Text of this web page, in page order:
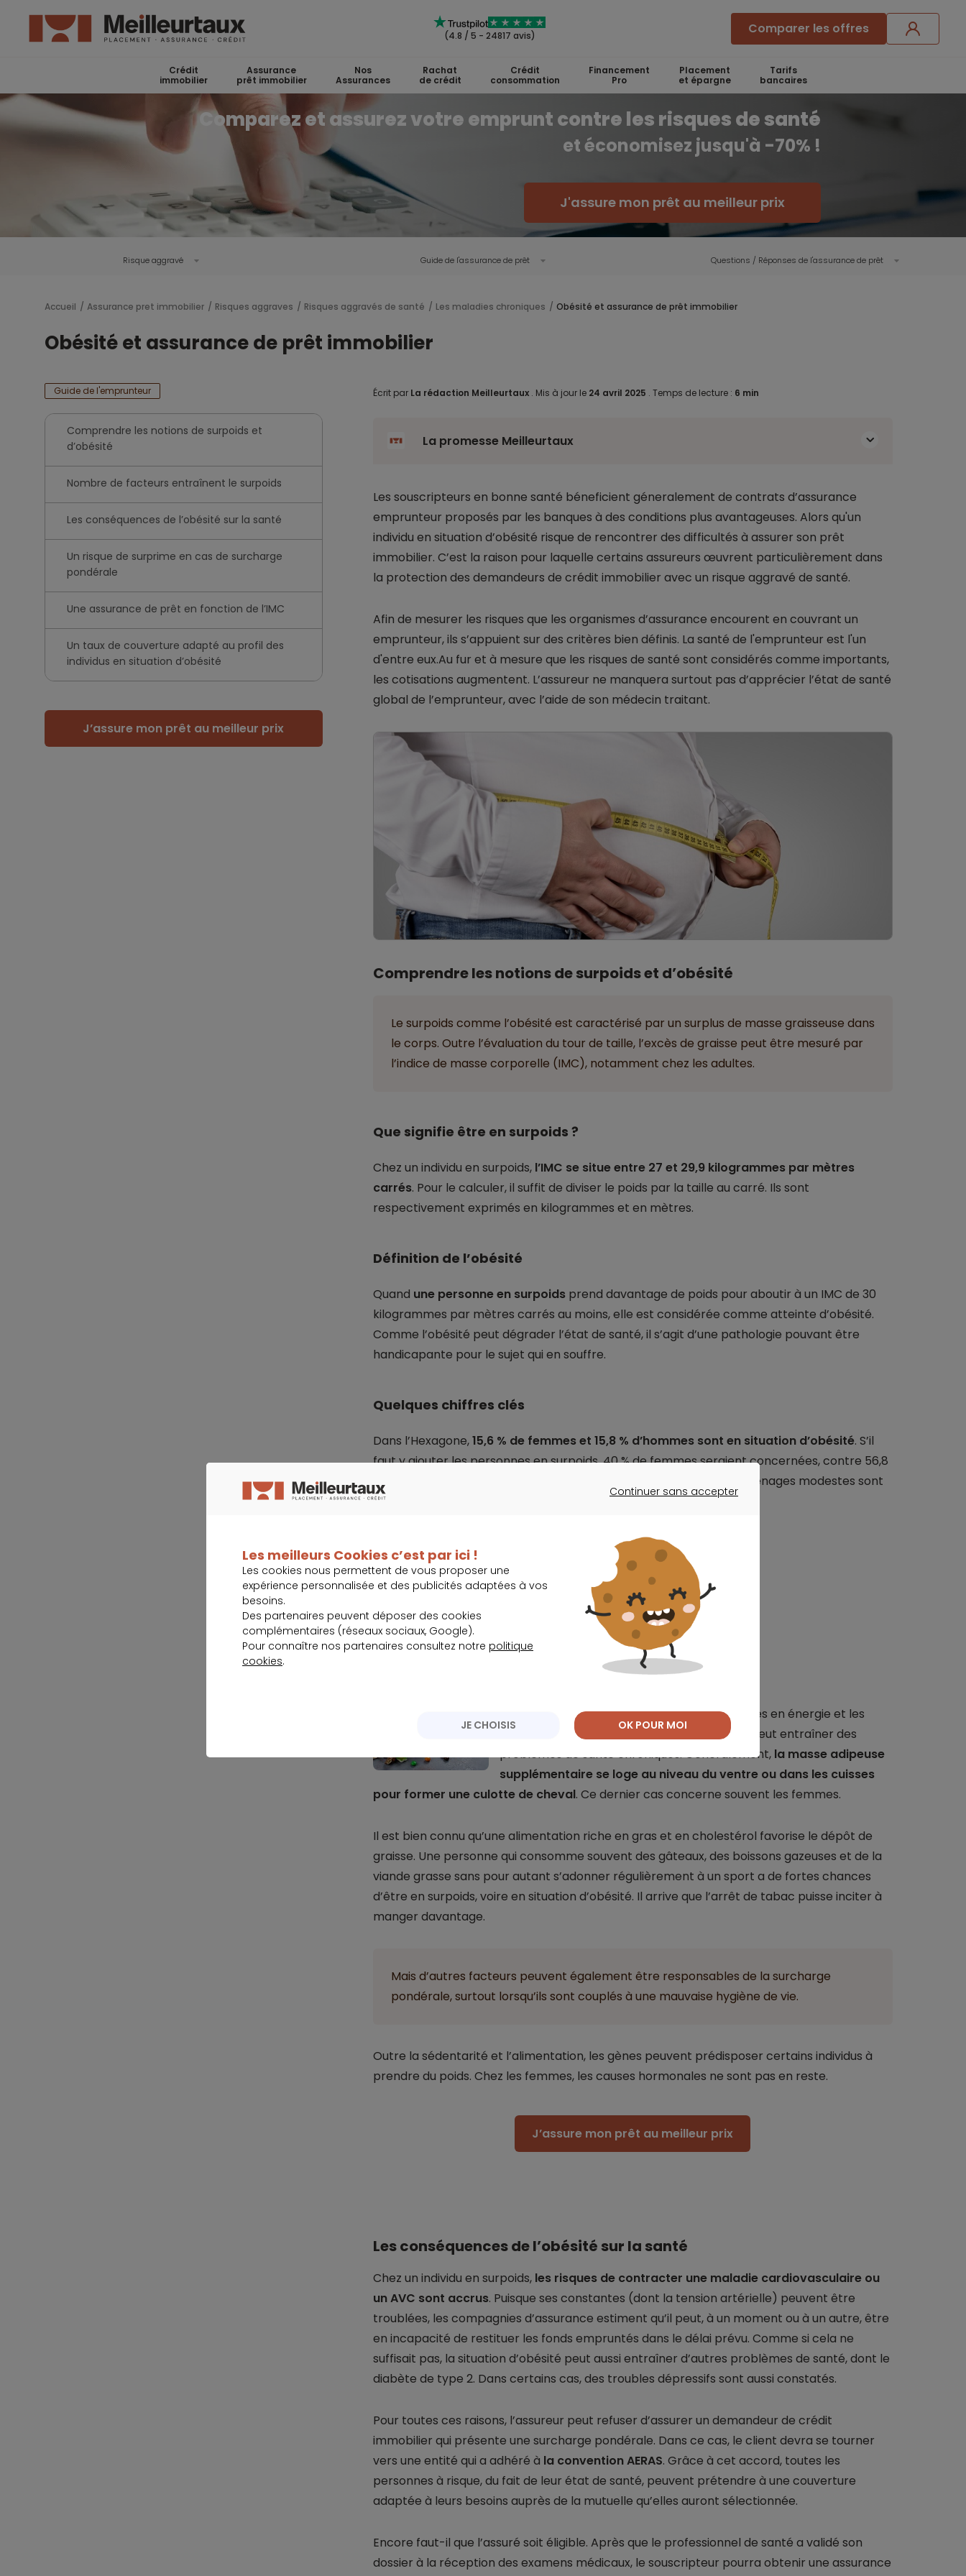
(4.8 / 5 - 24817 avis) Comparer les offres
Crédit
immobilier
Assurance
prêt immobilier
Nos
Assurances
Rachat
de crédit
Crédit
consommation
Financement
Pro
Placement
et épargne
Tarifs
bancaires
Comparez et assurez votre emprunt contre les risques de santé
et économisez jusqu'à -70% !
J'assure mon prêt au meilleur prix
Risque aggravé Guide de l'assurance de prêt Questions / Réponses de l'assurance de prêt
Accueil Assurance pret immobilier Risques aggraves Risques aggravés de santé Les maladies chroniques Obésité et assurance de prêt immobilier
Obésité et assurance de prêt immobilier
Guide de l'emprunteur
Comprendre les notions de surpoids et
d’obésité
Nombre de facteurs entraînent le surpoids
Les conséquences de l’obésité sur la santé
Un risque de surprime en cas de surcharge
pondérale
Une assurance de prêt en fonction de l’IMC
Un taux de couverture adapté au profil des
individus en situation d’obésité
J’assure mon prêt au meilleur prix
Écrit par La rédaction Meilleurtaux . Mis à jour le 24 avril 2025 . Temps de lecture : 6 min
La promesse Meilleurtaux
Les souscripteurs en bonne santé béneficient géneralement de contrats d’assurance
emprunteur proposés par les banques à des conditions plus avantageuses. Alors qu'un
individu en situation d’obésité risque de rencontrer des difficultés à assurer son prêt
immobilier. C’est la raison pour laquelle certains assureurs œuvrent particulièrement dans
la protection des demandeurs de crédit immobilier avec un risque aggravé de santé.
Afin de mesurer les risques que les organismes d’assurance encourent en couvrant un
emprunteur, ils s’appuient sur des critères bien définis. La santé de l'emprunteur est l'un
d'entre eux.Au fur et à mesure que les risques de santé sont considérés comme importants,
les cotisations augmentent. L’assureur ne manquera surtout pas d’apprécier l’état de santé
global de l’emprunteur, avec l’aide de son médecin traitant.
Comprendre les notions de surpoids et d’obésité
Le surpoids comme l’obésité est caractérisé par un surplus de masse graisseuse dans
le corps. Outre l’évaluation du tour de taille, l’excès de graisse peut être mesuré par
l’indice de masse corporelle (IMC), notamment chez les adultes.
Que signifie être en surpoids ?
Chez un individu en surpoids, l’IMC se situe entre 27 et 29,9 kilogrammes par mètres
carrés. Pour le calculer, il suffit de diviser le poids par la taille au carré. Ils sont
respectivement exprimés en kilogrammes et en mètres.
Définition de l’obésité
Quand une personne en surpoidsprend davantage de poids pour aboutir à un IMC de 30
kilogrammes par mètres carrés au moins, elle est considérée comme atteinte d’obésité.
Comme l’obésité peut dégrader l’état de santé, il s’agit d’une pathologie pouvant être
handicapante pour le sujet qui en souffre.
Quelques chiffres clés
Dans l’Hexagone,15,6 % de femmes et 15,8 % d’hommes sont en situation d’obésité. S’il
faut y ajouter les personnes en surpoids, 40 % de femmes seraient concernées, contre 56,8
% d'hommes, ce qui inclut la moitié de la population française. Les ménages modestes sont
les plus exposés.
J’assure mon prêt au meilleur prix
Nombre de facteurs entraînent le surpoids
Découlant d’un déséquilibre entre les dépenses en énergie et les
apports engrangés, la surcharge pondérale peut entraîner des
problèmes de santé chroniques. Généralement, la masse adipeuse
supplémentaire se loge au niveau du ventre ou dans les cuisses
pour former une culotte de cheval. Ce dernier cas concerne souvent les femmes.
Il est bien connu qu’une alimentation riche en gras et en cholestérol favorise le dépôt de
graisse. Une personne qui consomme souvent des gâteaux, des boissons gazeuses et de la
viande grasse sans pour autant s’adonner régulièrement à un sport a de fortes chances
d’être en surpoids, voire en situation d’obésité. Il arrive que l’arrêt de tabac puisse inciter à
manger davantage.
Mais d’autres facteurs peuvent également être responsables de la surcharge
pondérale, surtout lorsqu’ils sont couplés à une mauvaise hygiène de vie.
Outre la sédentarité et l’alimentation, les gènes peuvent prédisposer certains individus à
prendre du poids. Chez les femmes, les causes hormonales ne sont pas en reste.
J’assure mon prêt au meilleur prix
Les conséquences de l’obésité sur la santé
Chez un individu en surpoids, les risques de contracter une maladie cardiovasculaire ou
un AVC sont accrus. Puisque ses constantes (dont la tension artérielle) peuvent être
troublées, les compagnies d’assurance estiment qu’il peut, à un moment ou à un autre, être
en incapacité de restituer les fonds empruntés dans le délai prévu. Comme si cela ne
suffisait pas, la situation d’obésité peut aussi entraîner d’autres problèmes de santé, dont le
diabète de type 2. Dans certains cas, des troubles dépressifs sont aussi constatés.
Pour toutes ces raisons, l’assureur peut refuser d’assurer un demandeur de crédit
immobilier qui présente une surcharge pondérale. Dans ce cas, le client devra se tourner
vers une entité qui a adhéré à la convention AERAS. Grâce à cet accord, toutes les
personnes à risque, du fait de leur état de santé, peuvent prétendre à une couverture
adaptée à leurs besoins auprès de la mutuelle qu’elles auront sélectionnée.
Encore faut-il que l’assuré soit éligible. Après que le professionnel de santé a validé son
dossier à la réception des examens médicaux, le souscripteur pourra obtenir une assurance
Continuer sans accepter
Les meilleurs Cookies c’est par ici !
Les cookies nous permettent de vous proposer une
expérience personnalisée et des publicités adaptées à vos
besoins.
Des partenaires peuvent déposer des cookies
complémentaires (réseaux sociaux, Google).
Pour connaître nos partenaires consultez notre politique
cookies.
JE CHOISIS OK POUR MOI